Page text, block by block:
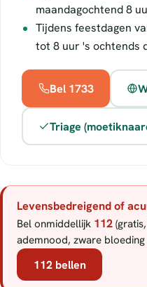
maandagochtend 8
Tijdens feestdagen
tot 8 uur 's ochtends
Bel 1733
Triage
Levensbedreigend of
Bel onmiddellijk 112
ademnood, zware
112 bellen